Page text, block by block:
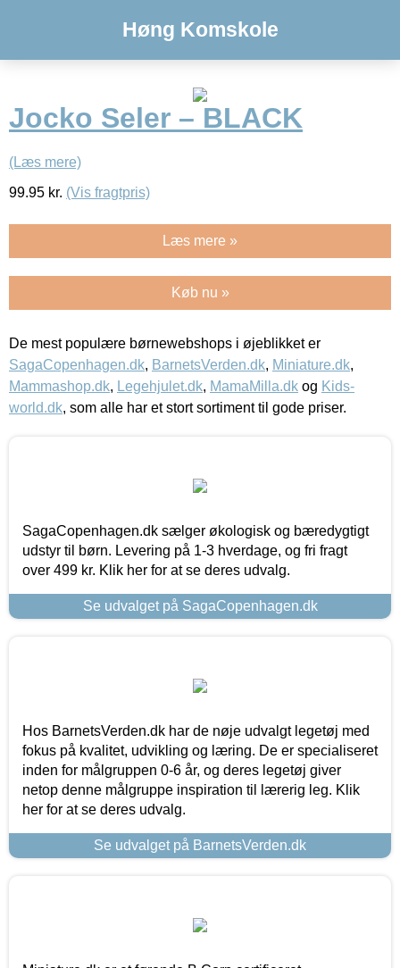
Høng Komskole
Jocko Seler – BLACK
(Læs mere)
99.95 kr. (Vis fragtpris)
Læs mere »
Køb nu »
De mest populære børnewebshops i øjeblikket er
SagaCopenhagen.dk, BarnetsVerden.dk, Miniature.dk,
Mammashop.dk, Legehjulet.dk, MamaMilla.dk og Kids-
world.dk, som alle har et stort sortiment til gode priser.
SagaCopenhagen.dk sælger økologisk og bæredygtigt
udstyr til børn. Levering på 1-3 hverdage, og fri fragt
over 499 kr. Klik her for at se deres udvalg.
Se udvalget på SagaCopenhagen.dk
Hos BarnetsVerden.dk har de nøje udvalgt legetøj med
fokus på kvalitet, udvikling og læring. De er specialiseret
inden for målgruppen 0-6 år, og deres legetøj giver
netop denne målgruppe inspiration til lærerig leg. Klik
her for at se deres udvalg.
Se udvalget på BarnetsVerden.dk